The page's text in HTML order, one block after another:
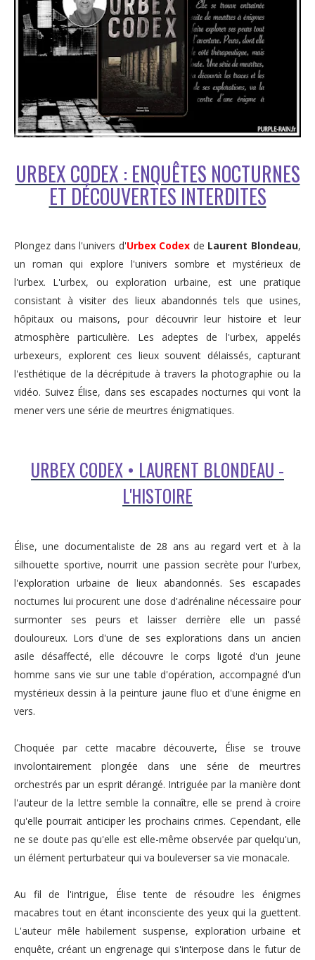
URBEX CODEX : ENQUÊTES NOCTURNES
ET DÉCOUVERTES INTERDITES
Plongez dans l'univers d'Urbex Codex de Laurent Blondeau,
un roman qui explore l'univers sombre et mystérieux de
l'urbex. L'urbex, ou exploration urbaine, est une pratique
consistant à visiter des lieux abandonnés tels que usines,
hôpitaux ou maisons, pour découvrir leur histoire et leur
atmosphère particulière. Les adeptes de l'urbex, appelés
urbexeurs, explorent ces lieux souvent délaissés, capturant
l'esthétique de la décrépitude à travers la photographie ou la
vidéo. Suivez Élise, dans ses escapades nocturnes qui vont la
mener vers une série de meurtres énigmatiques.
URBEX CODEX • LAURENT BLONDEAU -
L'HISTOIRE
Élise, une documentaliste de 28 ans au regard vert et à la
silhouette sportive, nourrit une passion secrète pour l'urbex,
l'exploration urbaine de lieux abandonnés. Ses escapades
nocturnes lui procurent une dose d'adrénaline nécessaire pour
surmonter ses peurs et laisser derrière elle un passé
douloureux. Lors d'une de ses explorations dans un ancien
asile désaffecté, elle découvre le corps ligoté d'un jeune
homme sans vie sur une table d'opération, accompagné d'un
mystérieux dessin à la peinture jaune fluo et d'une énigme en
vers.
Choquée par cette macabre découverte, Élise se trouve
involontairement plongée dans une série de meurtres
orchestrés par un esprit dérangé. Intriguée par la manière dont
l'auteur de la lettre semble la connaître, elle se prend à croire
qu'elle pourrait anticiper les prochains crimes. Cependant, elle
ne se doute pas qu'elle est elle-même observée par quelqu'un,
un élément perturbateur qui va bouleverser sa vie monacale.
Au fil de l'intrigue, Élise tente de résoudre les énigmes
macabres tout en étant inconsciente des yeux qui la guettent.
L'auteur mêle habilement suspense, exploration urbaine et
enquête, créant un engrenage qui s'interpose dans le futur de